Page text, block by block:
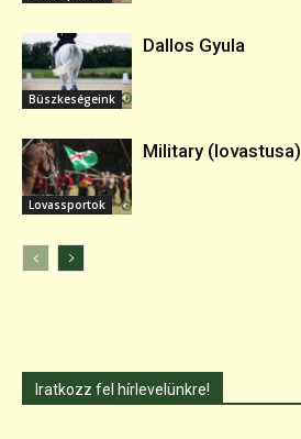
Büszkeségeink
Dallos Gyula
Lovassportok
Military (lovastusa)
Iratkozz fel hírlevelünkre!